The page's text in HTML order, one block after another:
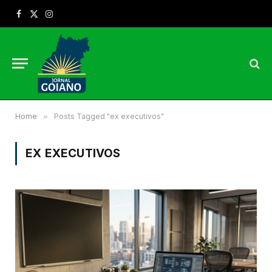
Facebook
X
Instagram
Home » Posts Tagged "ex executivos"
EX EXECUTIVOS